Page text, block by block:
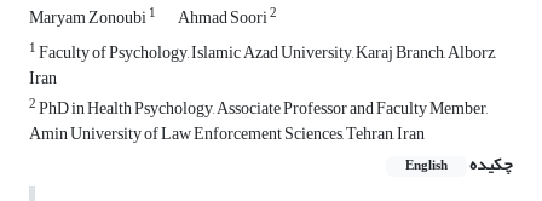
Maryam Zonoubi1 Ahmad Soori2
1Faculty of Psychology, Islamic Azad University, Karaj Branch, Alborz,
Iran
2PhD in Health Psychology, Associate Professor and Faculty Member,
Amin University of Law Enforcement Sciences, Tehran, Iran
چکیده
English